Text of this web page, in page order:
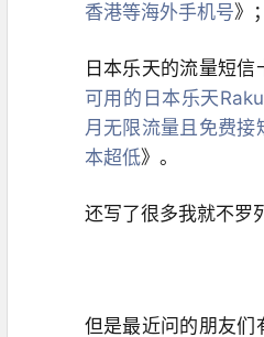
香港等海外手机号》；
日本乐天的流量短信
可用的日本乐天
月无限流量且免费接
本超低》。
还写了很多我就不罗
但是最近问的朋友们